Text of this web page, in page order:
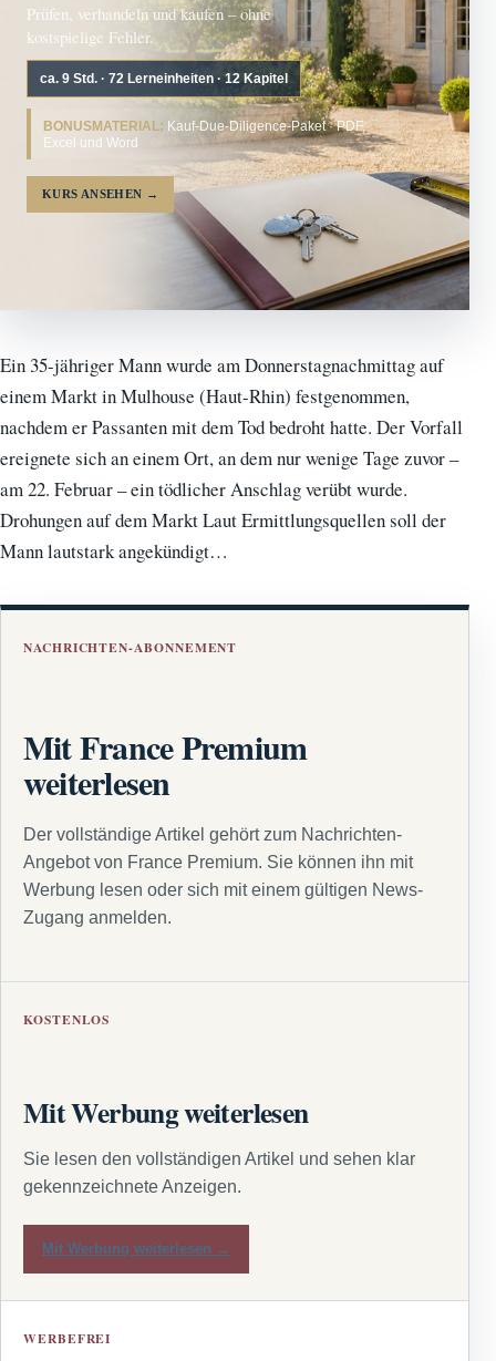
Prüfen, verhandeln und kaufen – ohne
kostspielige Fehler.
ca. 9 Std. · 72 Lerneinheiten · 12 Kapitel
BONUSMATERIAL: Kauf-Due-Diligence-Paket · PDF,
Excel und Word
KURS ANSEHEN →
Ein 35-jähriger Mann wurde am Donnerstagnachmittag auf
einem Markt in Mulhouse (Haut-Rhin) festgenommen,
nachdem er Passanten mit dem Tod bedroht hatte. Der Vorfall
ereignete sich an einem Ort, an dem nur wenige Tage zuvor –
am 22. Februar – ein tödlicher Anschlag verübt wurde.
Drohungen auf dem Markt Laut Ermittlungsquellen soll der
Mann lautstark angekündigt…
NACHRICHTEN-ABONNEMENT
Mit France Premium
weiterlesen
Der vollständige Artikel gehört zum Nachrichten-
Angebot von France Premium. Sie können ihn mit
Werbung lesen oder sich mit einem gültigen News-
Zugang anmelden.
KOSTENLOS
Mit Werbung weiterlesen
Sie lesen den vollständigen Artikel und sehen klar
gekennzeichnete Anzeigen.
Mit Werbung weiterlesen →
WERBEFREI